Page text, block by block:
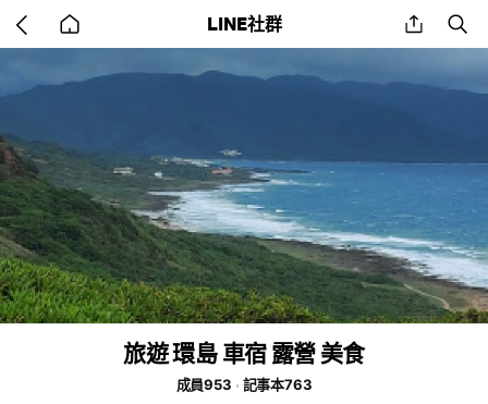
back
to
LINE社群 share
旅遊 環島 車宿 露營 美食
成員953
記事本763